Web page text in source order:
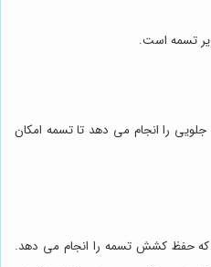
تسمه است.
را انجام می دهد تا تسمه امکان
که حفظ کشش تسمه را انجام می دهد.